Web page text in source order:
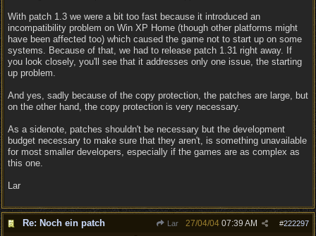
With patch 1.3 we were a bit too fast because it introduced an
incompatibility problem on Win XP Home (though other platforms might
have been affected too) which caused the game not to start up on some
systems. Because of that, we had to release patch 1.31 right away. If
you look closely, you'll see that it addresses only one issue, the starting
up problem.
And yes, sadly because of the copy protection, the patches are large, but
on the other hand, the copy protection is very necessary.
As a sidenote, patches shouldn't be necessary but the development
budget necessary to make sure that they aren't, is something unavailable
for most smaller developers, especially if the games are as complex as
this one.
Lar
Re: Noch ein patch Lar #222297
27/04/04 07:39 AM